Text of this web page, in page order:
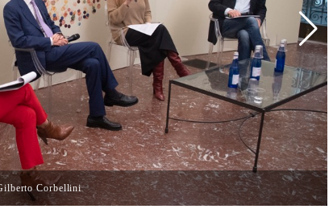
Corbellini